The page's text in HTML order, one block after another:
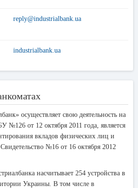
reply@industrialbank.ua
industrialbank.ua
осуществляет свою деятельность на
№126 от 12 октября 2011 года, является
вкладов физических лиц и
№16 от 16 октября 2012
насчитывает 254 устройства в
Украины. В том числе в